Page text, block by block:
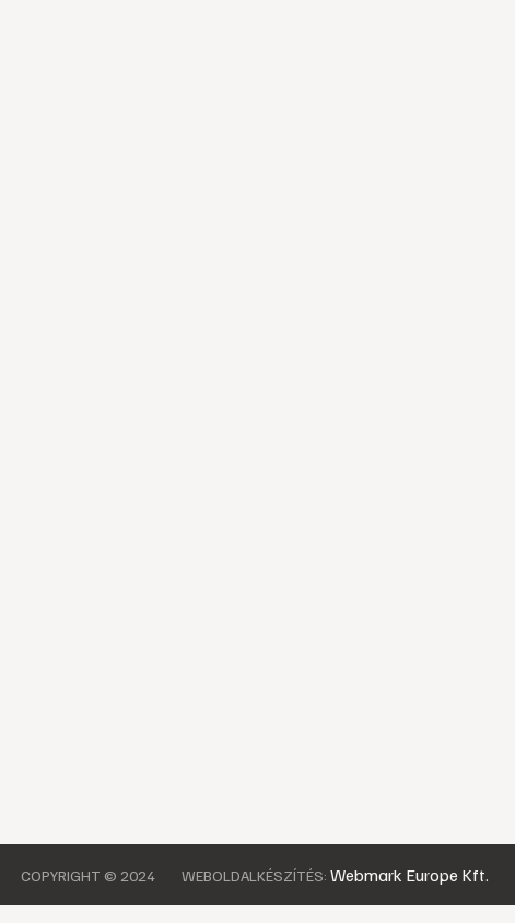
COPYRIGHT © 2024 WEBOLDALKÉSZÍTÉS: Webmark Europe Kft.